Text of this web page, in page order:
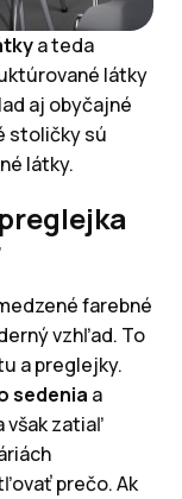
a teda
látky
aj obyčajné
stoličky sú
látky.
farebné
vzhľad. To
a preglejky.
sedenia a
však zatiaľ
prečo. Ak